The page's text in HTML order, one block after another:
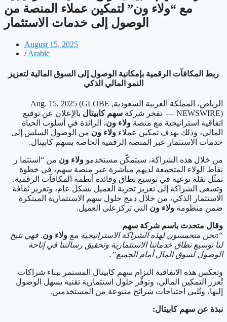
مع “ولاء ون” لتمكين عملاء المنصة من
الوصول إلى خدمات الاستثمار
August 15, 2025
/ Arabic
ربط المكافآت الرقمية بإمكانية الوصول إلى السوق المالية لتعزيز
النمو المالي الذكي
الرياض، المملكة العربية السعودية, Aug. 15, 2025 (GLOBE
NEWSWIRE) —
تفخر شركة سهم كابيتال بالإعلان عن توقيع
اتفاقية استراتيجية مع منصة ولاء ون، الرائدة في أسلوب الحياة
المالي، وذلك بهدف تمكين عملاء ولاء ون من الوصول السلس إلى
خدمات الاستثمار عبر المنصة الرقمية الخاصة بسهم كابيتال.
من خلال هذه الشراكة، سيتمكّن مستخدمو ولاء ون من “ استثما ر
نقاط الولاء المتجمعة لديهم مباشرة عبر منصة سهم، في خطوة
تمثّل نقلة نوعية في توسيع نطاق وفائدة أنظمة المكافآت الرقمية.
وتسعى الشراكة إلى تعزيز تجربة العميل بشكل عام، وتعزيز ثقافة
الاستثمار الذكي، من خلال دمج حلول سهم الاستثمارية المبتكرة
ضمن منظومة ولاء ون التي تركزعلى العميل.
وقال متحدث باسم شركة سهم
:“ نحن متحمسون لهذه الشراكة الاستراتيجية مع ولاء ون. فهي تتيح
لنا توسيع نطاق خدماتنا الاستثمارية وتحقيق رسالتنا في إتاحة
الوصول لسوق المال أمام الجميع.”
وتعكس هذه الاتفاقية التزام سهم كابيتال المستمر ببناء شراكات
تُعزز التمكين المالي، وتوفّر حلول استثمارية تقنية يسهل الوصول
إليها، وتُلبي احتياجات شرائح متنوعة من المستخدمين.
نبذة عن سهم كابيتال: